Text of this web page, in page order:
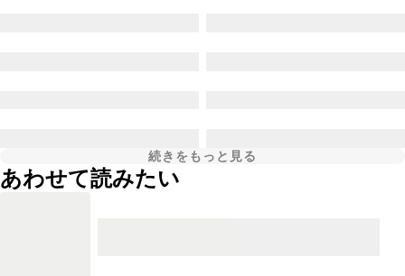
続きをもっと見る
あわせて読みたい